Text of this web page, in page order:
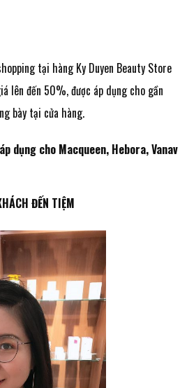
tại hàng Ky Duyen Beauty Store
lên đến 50%, được áp dụng cho gần
bày tại cửa hàng.
dụng cho Macqueen, Hebora, Vanav
ĐẾN TIỆM